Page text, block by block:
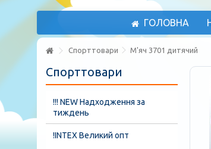
ГОЛОВНА
Спорттовари М'яч 3701 дитячий
Спорттовари
!!! NEW Надходження за
тиждень
!INTEX Великий опт